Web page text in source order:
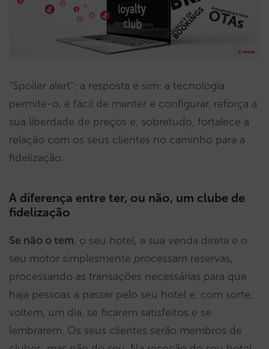
“Spoiler alert”: a resposta é sim: a tecnologia
permite-o, é fácil de manter e configurar, reforça a
sua liberdade de preços e, sobretudo, fortalece a
relação com os seus clientes no caminho para a
fidelização.
A diferença entre ter, ou não, um clube de
fidelização
Se não o tem, o seu hotel, a sua venda direta e o
seu motor simplesmente processam reservas,
processando as transações necessárias para que
haja pessoas a passar pelo seu hotel e, com sorte,
voltem, um dia, se ficarem satisfeitos e se
lembrarem. Os seus clientes serão membros de